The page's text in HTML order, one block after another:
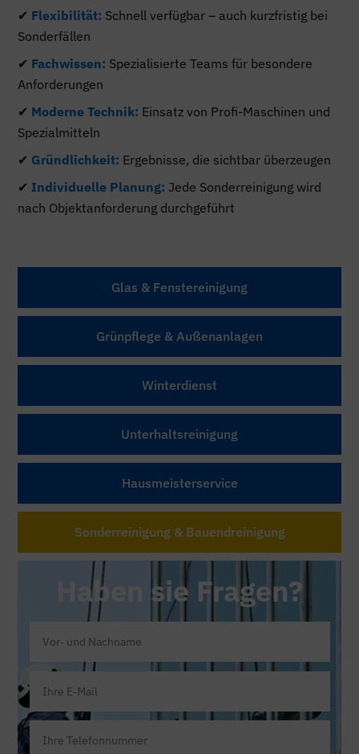
✔ Flexibilität: Schnell verfügbar – auch kurzfristig bei
Sonderfällen
✔ Fachwissen: Spezialisierte Teams für besondere
Anforderungen
✔ Moderne Technik: Einsatz von Profi-Maschinen und
Spezialmitteln
✔ Gründlichkeit: Ergebnisse, die sichtbar überzeugen
✔ Individuelle Planung: Jede Sonderreinigung wird
nach Objektanforderung durchgeführt
Glas & Fenstereinigung
Grünpflege & Außenanlagen
Winterdienst
Unterhaltsreinigung
Hausmeisterservice
Sonderreinigung & Bauendreinigung
Haben sie Fragen?